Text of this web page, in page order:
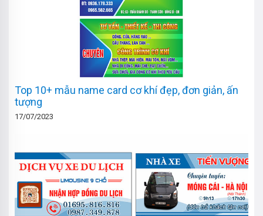
Top 10+ mẫu name card cơ khí đẹp, đơn giản, ấn
tượng
17/07/2023